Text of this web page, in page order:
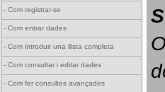
- Com registrar-se
- Com entrar dades
- Com introduir una llista completa
- Com consultar i editar dades
- Com fer consultes avançades